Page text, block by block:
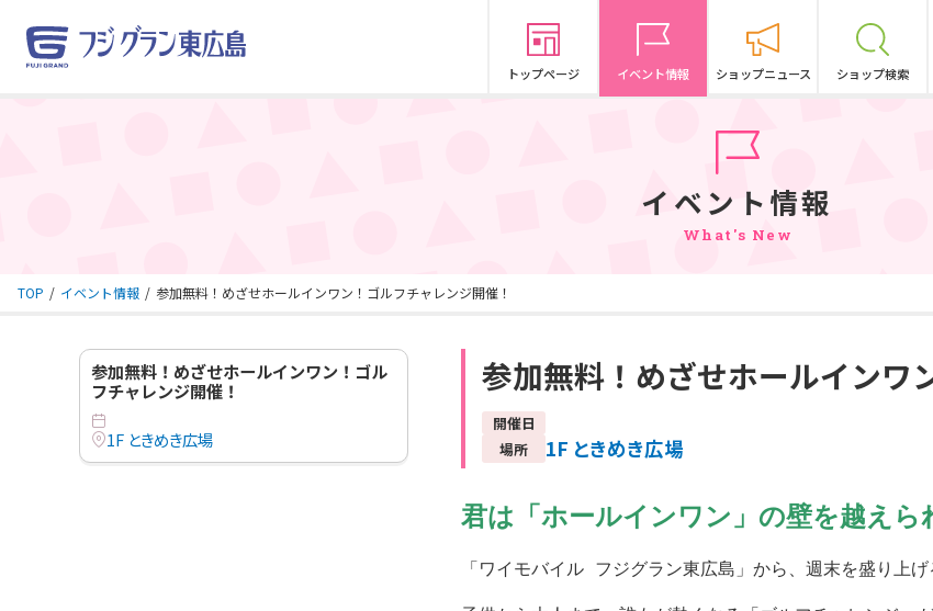
トップページ イベント情報 ショップニュース ショップ検索
イベント情報
What's New
TOP イベント情報 参加無料！めざせホールインワン！ゴルフチャレンジ開催！
参加無料！めざせホールインワン！ゴル
フチャレンジ開催！
1F ときめき広場
参加無料！めざせホールインワ
開催日
場所
1F ときめき広場
君は「ホールインワン」の壁を越え
「ワイモバイル フジグラン東広島」から、週末を盛り上